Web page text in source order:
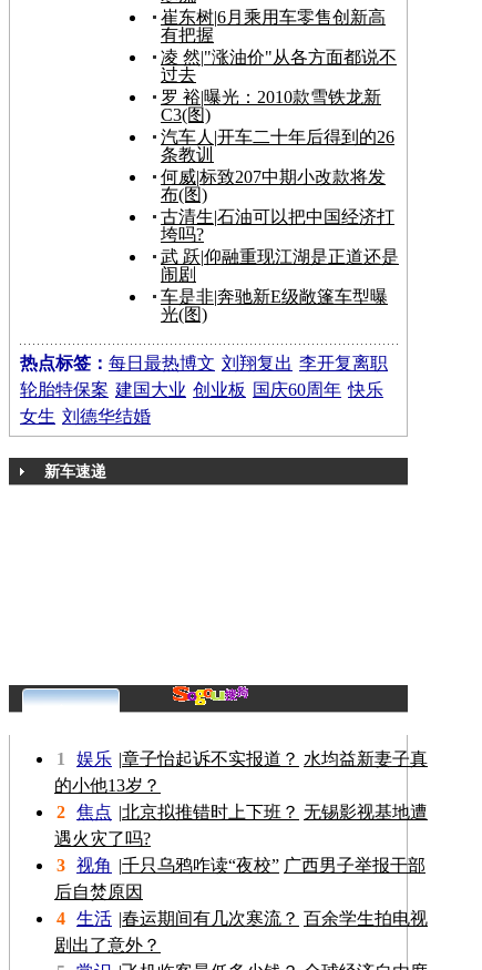
崔东树|6月乘用车零售创新高
有把握
凌 然|"涨油价"从各方面都说不
过去
罗 裕|曝光：2010款雪铁龙新
C3(图)
汽车人 |开车二十年后得到的26
条教训
何威|标致207中期小改款将发
布(图)
古清生|石油可以把中国经济打
垮吗?
武 跃|仰融重现江湖是正道还是
闹剧
车是非|奔驰新E级敞篷车型曝
光(图)
热点标签： 每日最热博文 刘翔复出 李开复离职
轮胎特保案 建国大业 创业板 国庆60周年 快乐
女生 刘德华结婚
新车速递
1 娱乐 |章子怡起诉不实报道？ 水均益新妻子真
的小他13岁？
2 焦点 |北京拟推错时上下班？ 无锡影视基地遭
遇火灾了吗?
3 视角 |千只乌鸦咋读“夜校” 广西男子举报干部
后自焚原因
4 生活 |春运期间有几次寒流？ 百余学生拍电视
剧出了意外？